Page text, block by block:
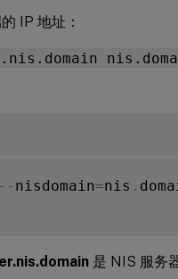
IP 地址：
-- nisdomain=nis .
是 NIS 服务